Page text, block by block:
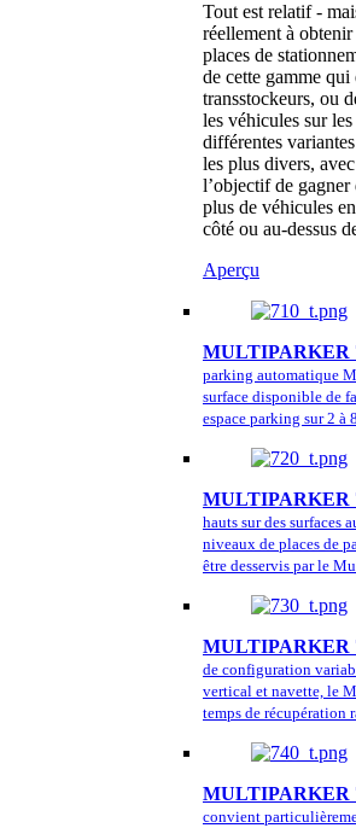
Tout est relatif -
réellement à
places de
de cette gamme
transstockeurs, ou
les véhicules sur
différentes
les plus divers,
l’objectif de
plus de véhicules
côté ou au-dessus
Aperçu
MULTIPARKER
parking automatique
surface disponible de
espace parking sur 2 à
MULTIPARKER
hauts sur des surfaces
niveaux de places de
être desservis par le
MULTIPARKER
de configuration
vertical et navette, le
temps de récupération
MULTIPARKER
convient